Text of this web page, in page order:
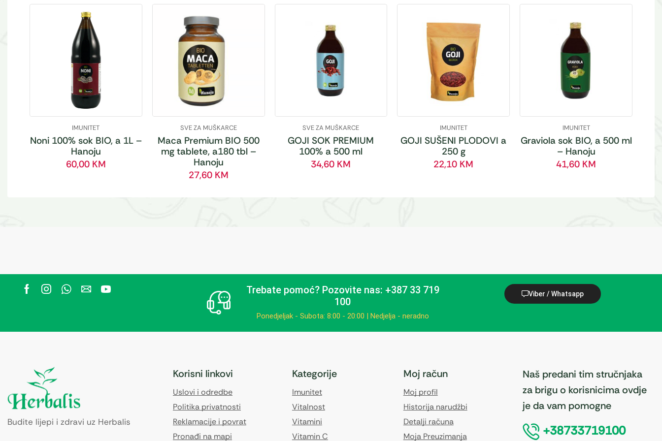
IMUNITET
Noni 100% sok BIO, a 1L –
Hanoju
60,00 KM
SVE ZA MUŠKARCE
Maca Premium BIO 500
mg tablete, a180 tbl –
Hanoju
27,60 KM
SVE ZA MUŠKARCE
GOJI SOK PREMIUM
100% a 500 ml
34,60 KM
IMUNITET
GOJI SUŠENI PLODOVI a
250 g
22,10 KM
IMUNITET
Graviola sok BIO, a 500 ml
– Hanoju
41,60 KM
Trebate pomoć?Pozovite nas: +387 33 719
100
Ponedjeljak - Subota: 8:00 - 20:00 | Nedjelja - neradno
Viber / Whatsapp
Budite lijepi i zdravi uz Herbalis
Korisni linkovi
Uslovi i odredbe
Politika privatnosti
Reklamacije i povrat
Pronađi na mapi
Kategorije
Imunitet
Vitalnost
Vitamini
Vitamin C
Moj račun
Moj profil
Historija narudžbi
Detalji računa
Moja Preuzimanja
Naš predani tim stručnjaka
za brigu o korisnicima ovdje
je da vam pomogne
+38733719100